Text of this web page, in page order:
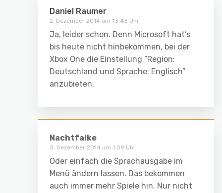
Daniel Raumer
2. Dezember 2014 um 13:43 Uhr
Ja, leider schon. Denn Microsoft hat’s
bis heute nicht hinbekommen, bei der
Xbox One die Einstellung “Region:
Deutschland und Sprache: Englisch”
anzubieten.
Nachtfalke
3. Dezember 2014 um 1:09 Uhr
Oder einfach die Sprachausgabe im
Menü ändern lassen. Das bekommen
auch immer mehr Spiele hin. Nur nicht